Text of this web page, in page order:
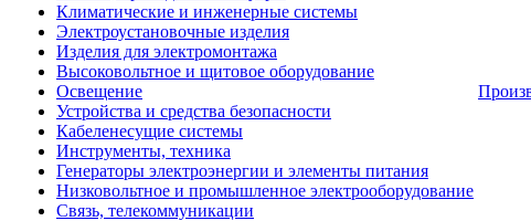
Климатические и инженерные системы
Электроустановочные изделия
Изделия для электромонтажа
Высоковольтное и щитовое оборудование
Освещение
Устройства и средства безопасности
Кабеленесущие системы
Инструменты, техника
Генераторы электроэнергии и элементы питания
Низковольтное и промышленное электрооборудование
Связь, телекоммуникации